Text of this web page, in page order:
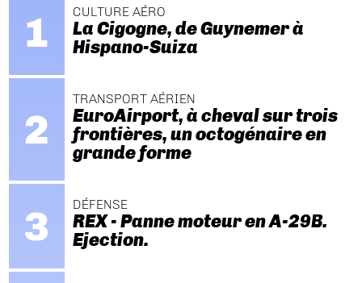
CULTURE AÉRO
La Cigogne, de Guynemer à
Hispano-Suiza
TRANSPORT AÉRIEN
EuroAirport, à cheval sur trois
frontières, un octogénaire en
grande forme
DÉFENSE
REX - Panne moteur en A-29B.
Ejection.